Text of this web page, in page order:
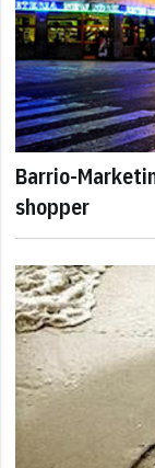
Barrio-
shopper